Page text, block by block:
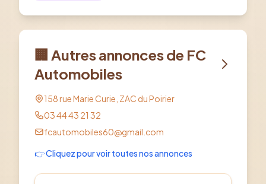
🏢 Autres annonces de FC
Automobiles
158 rue Marie Curie, ZAC du Poirier
03 44 43 21 32
fcautomobiles60@gmail.com
👉 Cliquez pour voir toutes nos annonces